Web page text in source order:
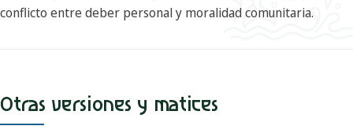
conflicto entre deber personal y moralidad comunitaria.
Otras versiones y matices